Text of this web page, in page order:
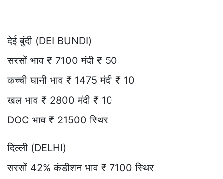
देई बुंदी (DEI BUNDI)
सरसों भाव ₹ 7100 मंदी ₹ 50
कच्ची घानी भाव ₹ 1475 मंदी ₹ 10
खल भाव ₹ 2800 मंदी ₹ 10
DOC भाव ₹ 21500 स्थिर
दिल्ली (DELHI)
सरसों 42% कंडीशन भाव ₹ 7100 स्थिर